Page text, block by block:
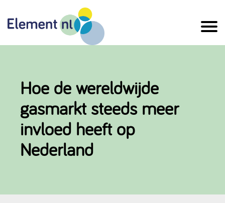
inhoud
Hoe de wereldwijde
gasmarkt steeds meer
invloed heeft op
Nederland